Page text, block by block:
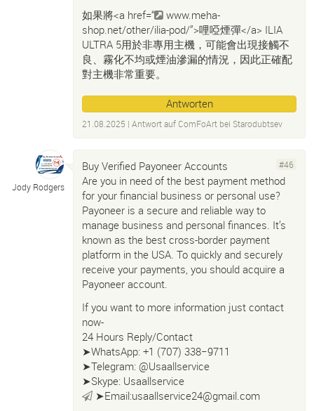
如果將<a href=“
www.meha-
shop.net/other/ilia-pod/”>哩啞煙彈</a> ILIA
ULTRA 5用於非專用主機，可能會出現接觸不
良、霧化不均或煙油滲漏的情況，因此正確配
對主機非常重要。
Antworten
21.08.2025 | Antwort aufComFoArt bei Starodubtsev
Jody Rodgers
#46
Buy Verified Payoneer Accounts
Are you in need of the best payment method
for your financial business or personal use?
Payoneer is a secure and reliable way to
manage business and personal finances. It’s
known as the best cross-border payment
platform in the USA. To quickly and securely
receive your payments, you should acquire a
Payoneer account.
If you want to more information just contact
now-
24 Hours Reply/Contact
➤WhatsApp: +1 (707) 338−9711
➤Telegram: @Usaallservice
➤Skype: Usaallservice
➤Email:usaallservice24@gmail.com